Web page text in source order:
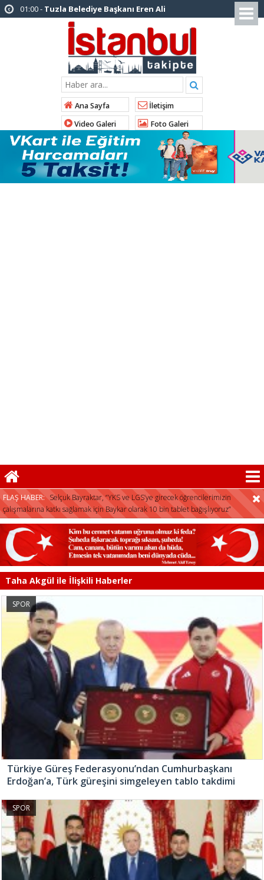
12:26 - İstanbul Emniyet Müdürlüğünden
“Gök Kubbe’de, Mavi Vatan’da, Şanlı Topraklarda:
İstanbul Emniyeti Her Yerde” paylaşımı
Çekmeköy Belediye Başkanı Orhan
Çerkez AK Parti’ye katıldı
İstanbul’da 4 CHP’li belediye başkanı
AK Parti’ye katılıyor
14:10 -Pendik Belediyesi ekipleri
Balıkesir’deki orman yangınına müdahale ediyor
10:23 -Arnavutköy Belediyesi’nden
Ana Sayfa
İletişim
Video Galeri
Foto Galeri
FLAŞ HABER: Selçuk Bayraktar, “YKS ve LGS’ye girecek öğrencilerimizin
çalışmalarına katkı sağlamak için Baykar olarak 10 bin tablet bağışlıyoruz”
Taha Akgül ile İlişkili Haberler
SPOR
Türkiye Güreş Federasyonu’ndan Cumhurbaşkanı
Erdoğan’a, Türk güreşini simgeleyen tablo takdimi
SPOR